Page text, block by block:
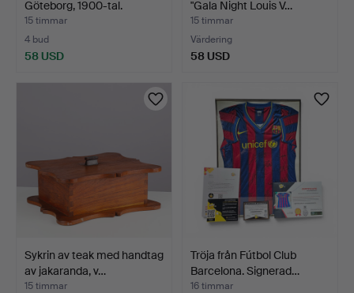
Göteborg, 1900-tal.
15 timmar
4 bud
58 USD
"Gala Night Louis V…
15 timmar
Värdering
58 USD
Sykrin av teak med handtag
av jakaranda, v…
15 timmar
Tröja från Fútbol Club
Barcelona. Signerad…
16 timmar